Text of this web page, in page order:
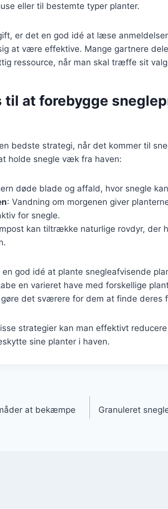
eller til bestemte typer planter.
er det en god idé at læse
at være effektive. Mange gartnere
ressource, når man skal træffe sit
til at forebygge
bedste strategi, når det kommer til
holde snegle væk fra haven:
døde blade og affald, hvor snegle
: Vandning om morgenen giver
for snegle.
kan tiltrække naturlige rovdyr, der
god idé at plante snegleafvisende
en varieret have med forskellige
det sværere for dem at finde deres
strategier kan man effektivt
sine planter i haven.
at bekæmpe
Granuleret